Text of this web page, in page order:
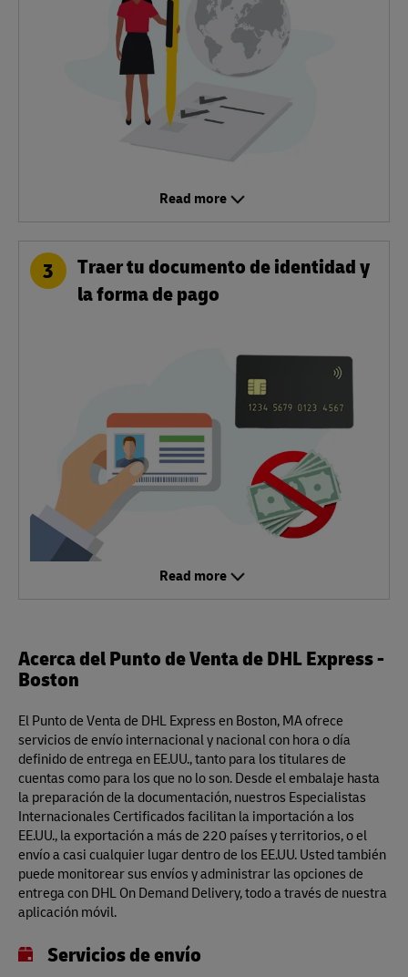
Read more
3
Traer tu documento de identidad y
la forma de pago
Read more
Acerca del Punto de Venta de DHL Express -
Boston
El Punto de Venta de DHL Express en Boston, MA ofrece
servicios de envío internacional y nacional con hora o día
definido de entrega en EE.UU., tanto para los titulares de
cuentas como para los que no lo son. Desde el embalaje hasta
la preparación de la documentación, nuestros Especialistas
Internacionales Certificados facilitan la importación a los
EE.UU., la exportación a más de 220 países y territorios, o el
envío a casi cualquier lugar dentro de los EE.UU. Usted también
puede monitorear sus envíos y administrar las opciones de
entrega con DHL On Demand Delivery, todo a través de nuestra
aplicación móvil.
Servicios de envío